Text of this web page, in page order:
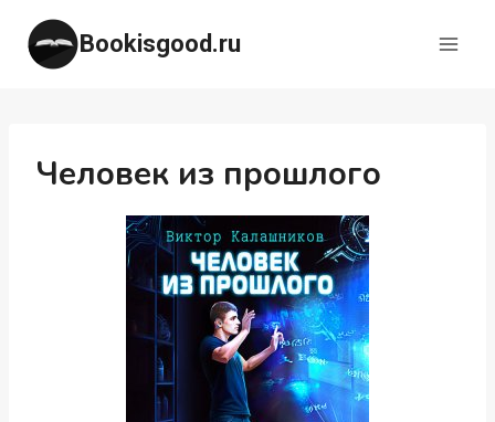
Перейти
содержимому
Bookisgood.ru
Человек из прошлого